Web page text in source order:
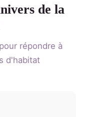
de la
répondre à
d'habitat